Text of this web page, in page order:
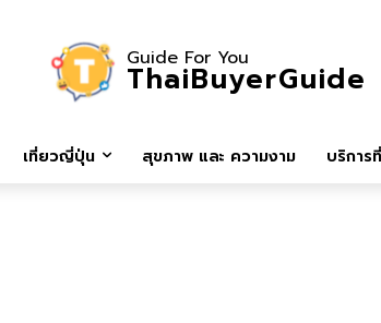
Guide For You
ThaiBuyerGuide
เที่ยวญี่ปุ่น สุขภาพ และ ความงาม บริการ